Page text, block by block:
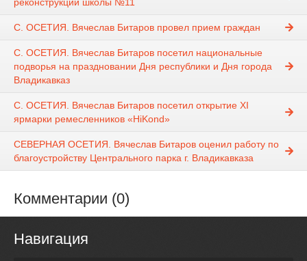
С. ОСЕТИЯ. Вячеслав Битаров провел прием граждан
С. ОСЕТИЯ. Вячеслав Битаров посетил национальные
подворья на праздновании Дня республики и Дня города
Владикавказ
С. ОСЕТИЯ. Вячеслав Битаров посетил открытие ХI
ярмарки ремесленников «HiKond»
СЕВЕРНАЯ ОСЕТИЯ. Вячеслав Битаров оценил работу по
благоустройству Центрального парка г. Владикавказа
Комментарии (0)
Навигация